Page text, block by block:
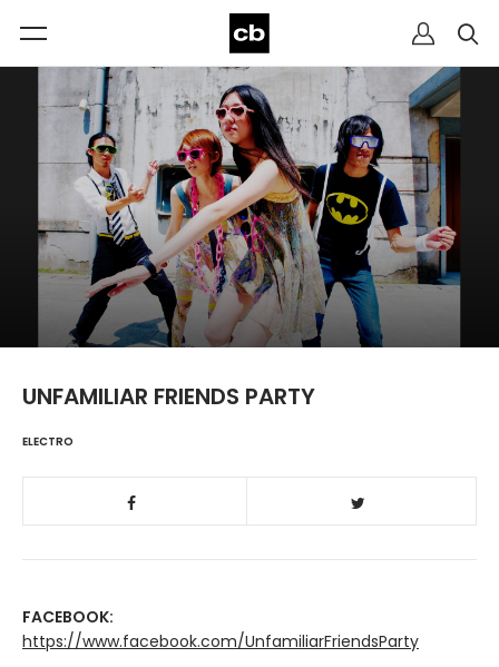
UNFAMILIAR FRIENDS PARTY
ELECTRO
FACEBOOK:
https://www.facebook.com/UnfamiliarFriendsParty